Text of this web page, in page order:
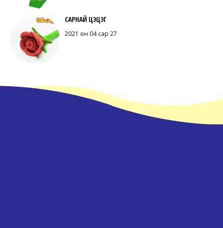
САРНАЙ ЦЭЦЭГ
2021 он 04 сар 27